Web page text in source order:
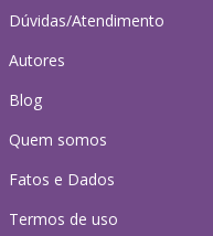
Dúvidas/Atendimento
Autores
Blog
Quem somos
Fatos e Dados
Termos de uso